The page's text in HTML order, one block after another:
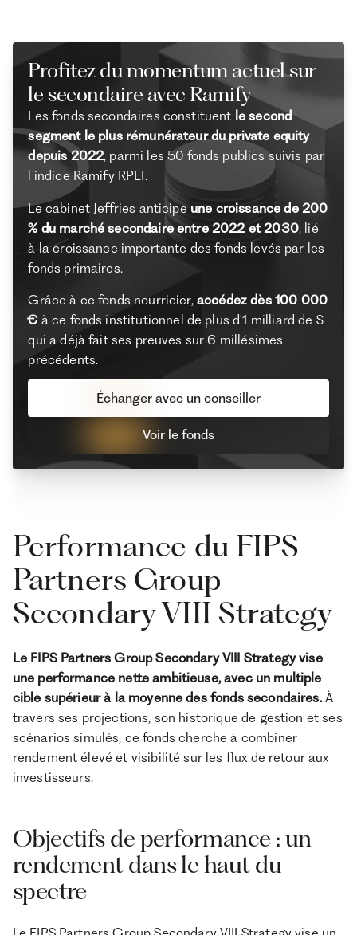
Profitez du momentum actuel sur
le secondaire avec Ramify
Les fonds secondaires constituent le second
segment le plus rémunérateur du private equity
depuis 2022, parmi les 50 fonds publics suivis par
l'indice Ramify RPEI.
Le cabinet Jeffries anticipe une croissance de 200
% du marché secondaire entre 2022 et 2030, lié
à la croissance importante des fonds levés par les
fonds primaires.
Grâce à ce fonds nourricier, accédez dès 100 000
€à ce fonds institutionnel de plus d'1 milliard de $
qui a déjà fait ses preuves sur 6 millésimes
précédents.
Voir le fonds
Échanger avec un conseiller
Performance du FIPS
Partners Group
Secondary VIII Strategy
Le FIPS Partners Group Secondary VIII Strategy vise
une performance nette ambitieuse, avec un multiple
cible supérieur à la moyenne des fonds secondaires.À
travers ses projections, son historique de gestion et ses
scénarios simulés, ce fonds cherche à combiner
rendement élevé et visibilité sur les flux de retour aux
investisseurs.
Objectifs de performance : un
rendement dans le haut du
spectre